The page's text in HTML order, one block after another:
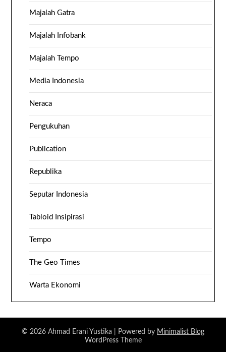
Majalah Gatra
Majalah Infobank
Majalah Tempo
Media Indonesia
Neraca
Pengukuhan
Publication
Republika
Seputar Indonesia
Tabloid Insipirasi
Tempo
The Geo Times
Warta Ekonomi
© 2026 Ahmad Erani Yustika | Powered by Minimalist Blog
WordPress Theme